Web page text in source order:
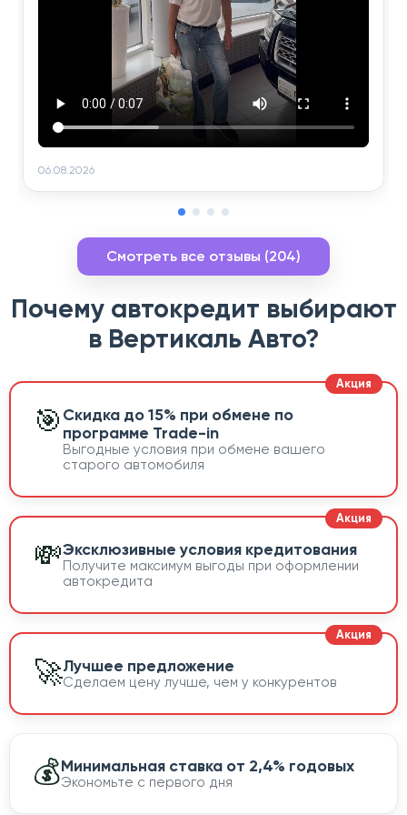
06.08.2026
Смотреть все отзывы (204)
Почему автокредит выбирают
в Вертикаль Авто?
🎯 Скидка до 15% при обмене по
программе Trade-in
Выгодные условия при обмене вашего
старого автомобиля
💸Эксклюзивные условия кредитования
Получите максимум выгоды при оформлении
автокредита
🚀Лучшее предложение
Сделаем цену лучше, чем у конкурентов
💰Минимальная ставка от 2,4% годовых
Экономьте с первого дня